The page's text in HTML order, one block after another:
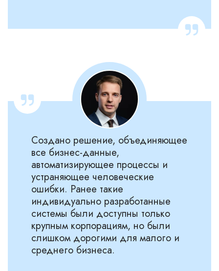
Создано решение, объединяющее
все бизнес-данные,
автоматизирующее процессы и
устраняющее человеческие
ошибки. Ранее такие
индивидуально разработанные
системы были доступны только
крупным корпорациям, но были
слишком дорогими для малого и
среднего бизнеса.